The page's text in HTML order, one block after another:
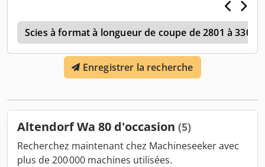
coupe au guide à droite : 130 cm, La machine a été testée
et remplit parfaitement ses fonctions.
Scies à format à longueur de coupe de 2801 à 3300
Enregistrer la recherche
Altendorf Wa 80 d'occasion (5)
Recherchez maintenant chez Machineseeker avec
plus de 200 000 machines utilisées.